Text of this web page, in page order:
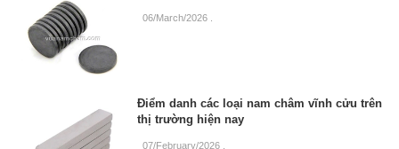
06/March/2026
Điểm danh các loại nam châm vĩnh cửu trên
thị trường hiện nay
07/February/2026